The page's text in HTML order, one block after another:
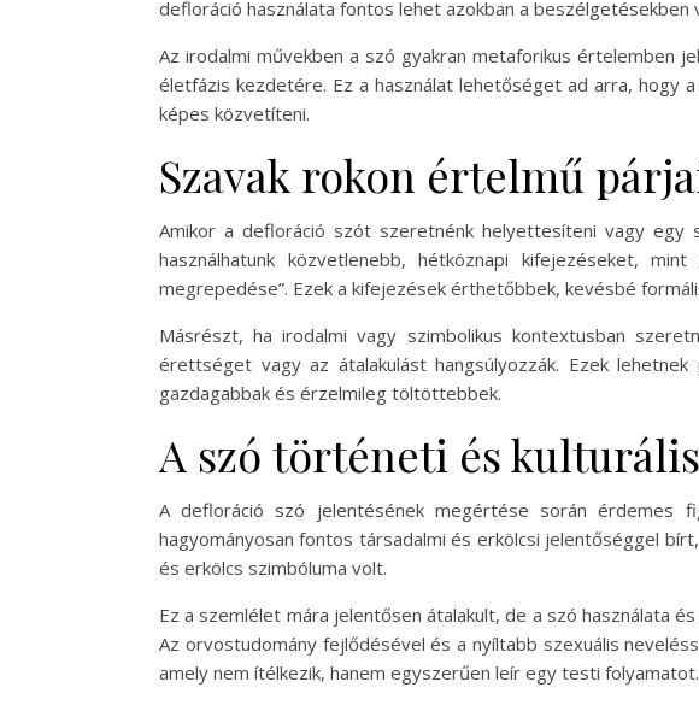
defloráció használata fontos lehet azokban a
Az irodalmi művekben a szó gyakran metaforikus értelemben
életfázis kezdetére. Ez a használat lehetőséget ad arra, hogy
képes közvetíteni.
Szavak rokon értelmű
Amikor a defloráció szót szeretnénk helyettesíteni vagy egy
használhatunk közvetlenebb, hétköznapi kifejezéseket,
megrepedése”. Ezek a kifejezések érthetőbbek, kevésbé
Másrészt, ha irodalmi vagy szimbolikus kontextusban
érettséget vagy az átalakulást hangsúlyozzák. Ezek lehetnek
gazdagabbak és érzelmileg töltöttebbek.
A szó történeti és
A defloráció szó jelentésének megértése során érdemes
hagyományosan fontos társadalmi és erkölcsi jelentőséggel
és erkölcs szimbóluma volt.
Ez a szemlélet mára jelentősen átalakult, de a szó használata
Az orvostudomány fejlődésével és a nyíltabb szexuális
amely nem ítélkezik, hanem egyszerűen leír egy testi folyamatot.